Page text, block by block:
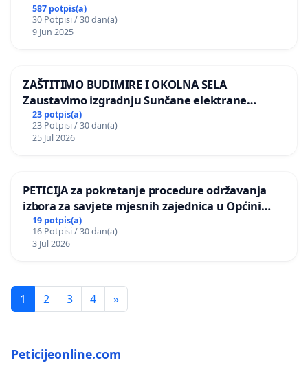
587 potpis(a)
30 Potpisi / 30 dan(a)
9 Jun 2025
ZAŠTITIMO BUDIMIRE I OKOLNA SELA
Zaustavimo izgradnju Sunčane elektrane
Vedrine na području Ugljana
23 potpis(a)
23 Potpisi / 30 dan(a)
25 Jul 2026
PETICIJA za pokretanje procedure održavanja
izbora za savjete mjesnih zajednica u Općini
Bugojno
19 potpis(a)
16 Potpisi / 30 dan(a)
3 Jul 2026
1 2 3 4 »
Peticijeonline.com